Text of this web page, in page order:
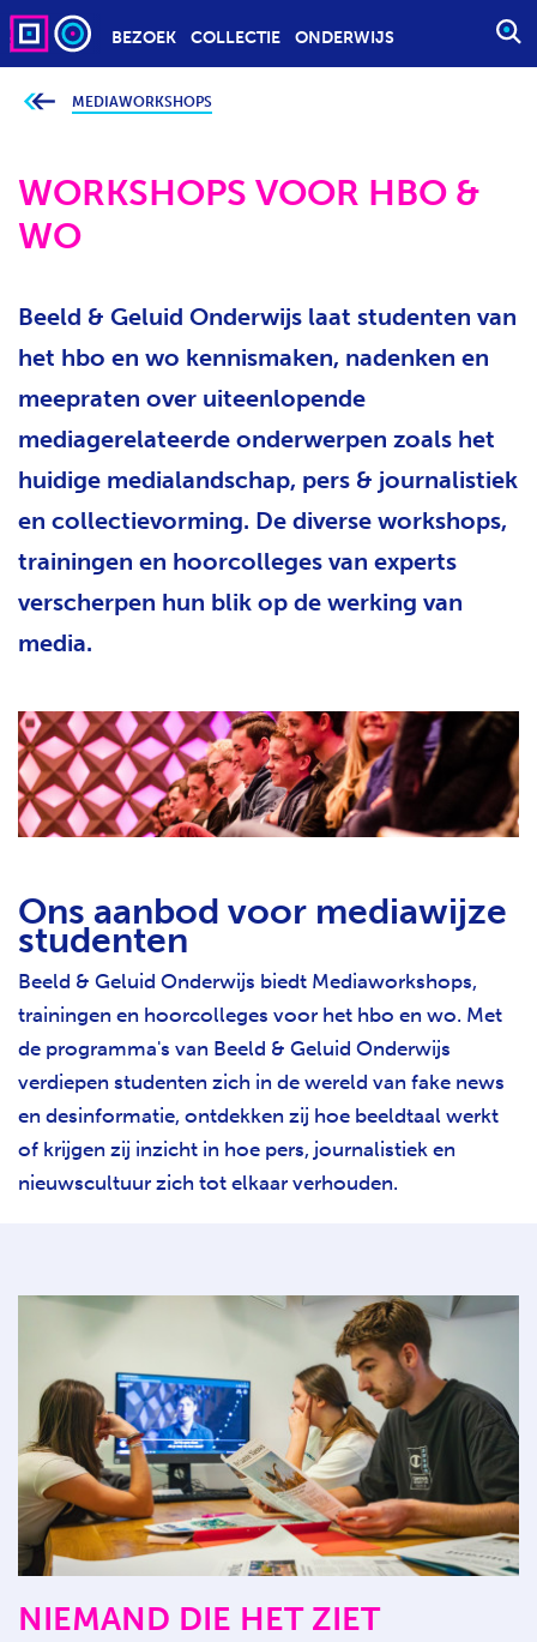
BEZOEK COLLECTIE ONDERWIJS
S
T
E
D
R
C
J
v
n
d
t
i
e
MEDIAWORKSHOPS
WORKSHOPS VOOR HBO &
WO
Beeld & Geluid Onderwijs laat studenten van
het hbo en wo kennismaken, nadenken en
meepraten over uiteenlopende
mediagerelateerde onderwerpen zoals het
huidige medialandschap, pers & journalistiek
en collectievorming. De diverse workshops,
trainingen en hoorcolleges van experts
verscherpen hun blik op de werking van
media.
Ons aanbod voor mediawijze
studenten
Beeld & Geluid Onderwijs biedt Mediaworkshops,
trainingen en hoorcolleges voor het hbo en wo. Met
de programma's van Beeld & Geluid Onderwijs
verdiepen studenten zich in de wereld van fake news
en desinformatie, ontdekken zij hoe beeldtaal werkt
of krijgen zij inzicht in hoe pers, journalistiek en
nieuwscultuur zich tot elkaar verhouden.
NIEMAND DIE HET ZIET